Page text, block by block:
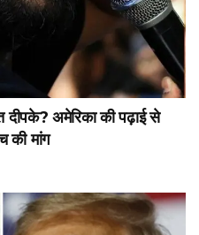
दीपके? अमेरिका की पढ़ाई से
मांग